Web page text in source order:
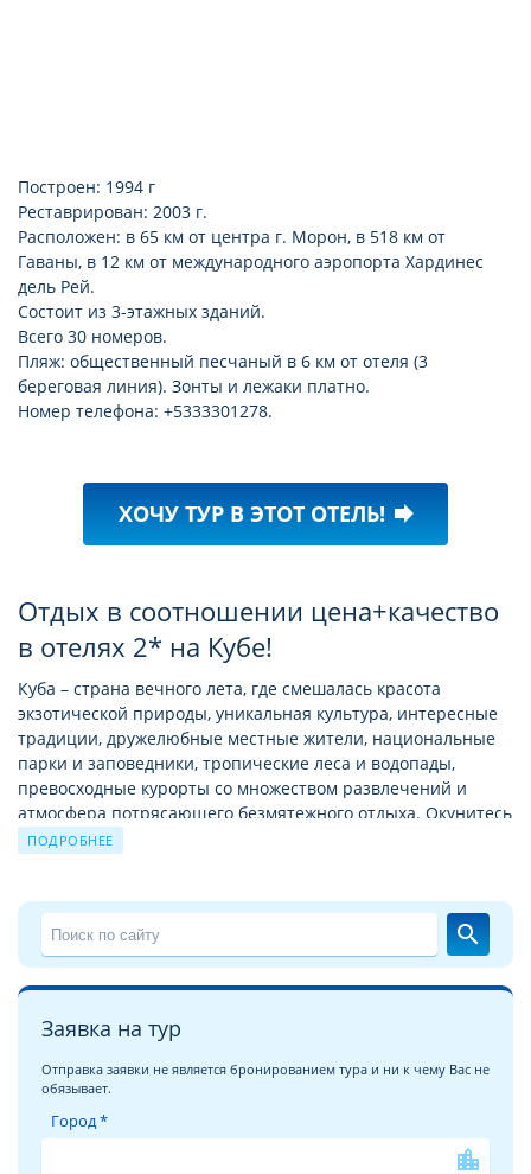
Построен: 1994 г
Реставрирован: 2003 г.
Расположен: в 65 км от центра г. Морон, в 518 км от
Гаваны, в 12 км от международного аэропорта Хардинес
дель Рей.
Состоит из 3-этажных зданий.
Всего 30 номеров.
Пляж: общественный песчаный в 6 км от отеля (3
береговая линия). Зонты и лежаки платно.
Номер телефона: +5333301278.
ХОЧУ ТУР В ЭТОТ ОТЕЛЬ! forward
Отдых в соотношении цена+качество
в отелях 2* на Кубе!
Куба – страна вечного лета, где смешалась красота
экзотической природы, уникальная культура, интересные
традиции, дружелюбные местные жители, национальные
парки и заповедники, тропические леса и водопады,
превосходные курорты со множеством развлечений и
атмосфера потрясающего безмятежного отдыха. Окунитесь
в яркие краски путешествий по Кубе!
Постояльцы отеля ISLAZUL APARTHOTEL AZUL 2* (Куба,
о.Кайо-Коко) удовлетворены соответствием заявленной
гости отель ISLAZUL APARTHOTEL AZUL, учитывая качество
питания, убранство номеров и квалификацию персонала.
бюджетного, но при этом достаточно качественного уровня
на Кубе это лучший выбор, который может предложить
данный тип размещения.
ПОДРОБНЕЕ
search
Заявка на тур
Отправка заявки не является бронированием тура и ни к чему Вас не
обязывает.
Город *
location_city